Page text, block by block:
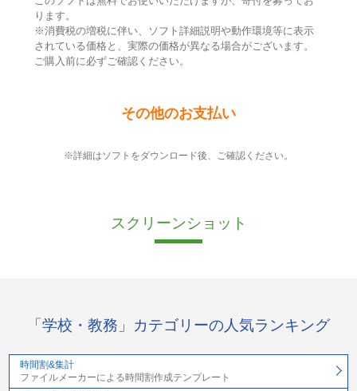
ります。
※消費税の増税に伴い、ソフト詳細説明や動作環境等に表示
されている価格と、実際の価格が異なる場合がございます。
ご購入前に必ずご確認ください。
その他のお支払い
※詳細はソフトをダウンロード後、ご確認ください。
スクリーンショット
「学校・教務」カテゴリーの人気ランキング
時間割&集計
ファイルメーカーによる時間割作成テンプレート